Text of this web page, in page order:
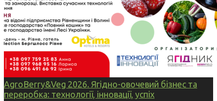
AgroBerry&Veg 2026. Ягідно-овочевий бізнес та
переробка: технології, інновації, успіх